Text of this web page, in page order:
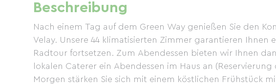
Beschreibung
Nach einem Tag auf dem Green Way genießen Sie den
Velay. Unsere 44 klimatisierten Zimmer garantieren Ihnen
Radtour fortsetzen. Zum Abendessen bieten wir Ihnen
lokalen Caterer ein Abendessen im Haus an
Morgen stärken Sie sich mit einem köstlichen Frühstück